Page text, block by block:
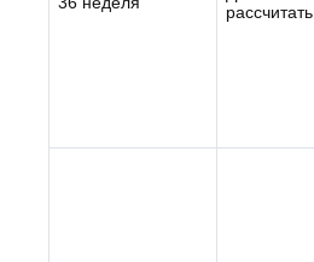
рассчитать